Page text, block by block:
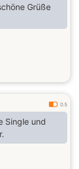
Grüße
0.5
Single und